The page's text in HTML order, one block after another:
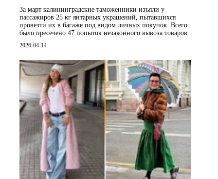
За март калининградские таможенники изъяли у
пассажиров 25 кг янтарных украшений, пытавшихся
провезти их в багаже под видом личных покупок. Всего
было пресечено 47 попыток незаконного вывоза товаров.
2026-04-14